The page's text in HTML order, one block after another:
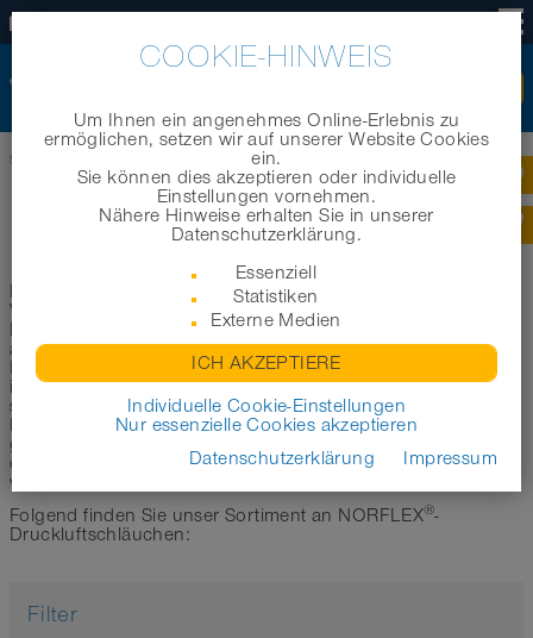
Startseite Produktkategorien |
DRUCKLUFTSCHLÄUCHE
Eine hohe Druckfestigkeit wird von einem Schlauch in einer
Vielzahl von industriellen Anwendungen abverlangt. So zum
Beispiel im Bereich der Pneumatik, in vielen Anwendungen
aus dem Bereich der Lebensmittelindustrie und
Pharmaindustrie oder beispielsweise auch als Sprayschlauch
in der Landwirtschaft. Für diese speziellen Anforderungen
sind unsere Druckluftschläuche aus der NORFLEX
Produktreihe bestens geeignet: Druckschläuche,
gewebeverstärkte Druckschläuche sowie besonders
druckfeste Hochdruckschläuche, die bei einem Überdruck
von bis zu 20 bar problemlos einsetzbar sind.
Folgend finden Sie unser Sortiment an NORFLEX®-
Druckluftschläuchen:
Filter
COOKIE-HINWEIS
Um Ihnen ein angenehmes Online-Erlebnis zu
ermöglichen, setzen wir auf unserer Website Cookies
ein.
Sie können dies akzeptieren oder individuelle
Einstellungen vornehmen.
Nähere Hinweise erhalten Sie in unserer
Datenschutzerklärung.
Essenziell
Statistiken
Externe Medien
ICH AKZEPTIERE
Individuelle Cookie-Einstellungen
Nur essenzielle Cookies akzeptieren
Datenschutzerklärung
Impressum